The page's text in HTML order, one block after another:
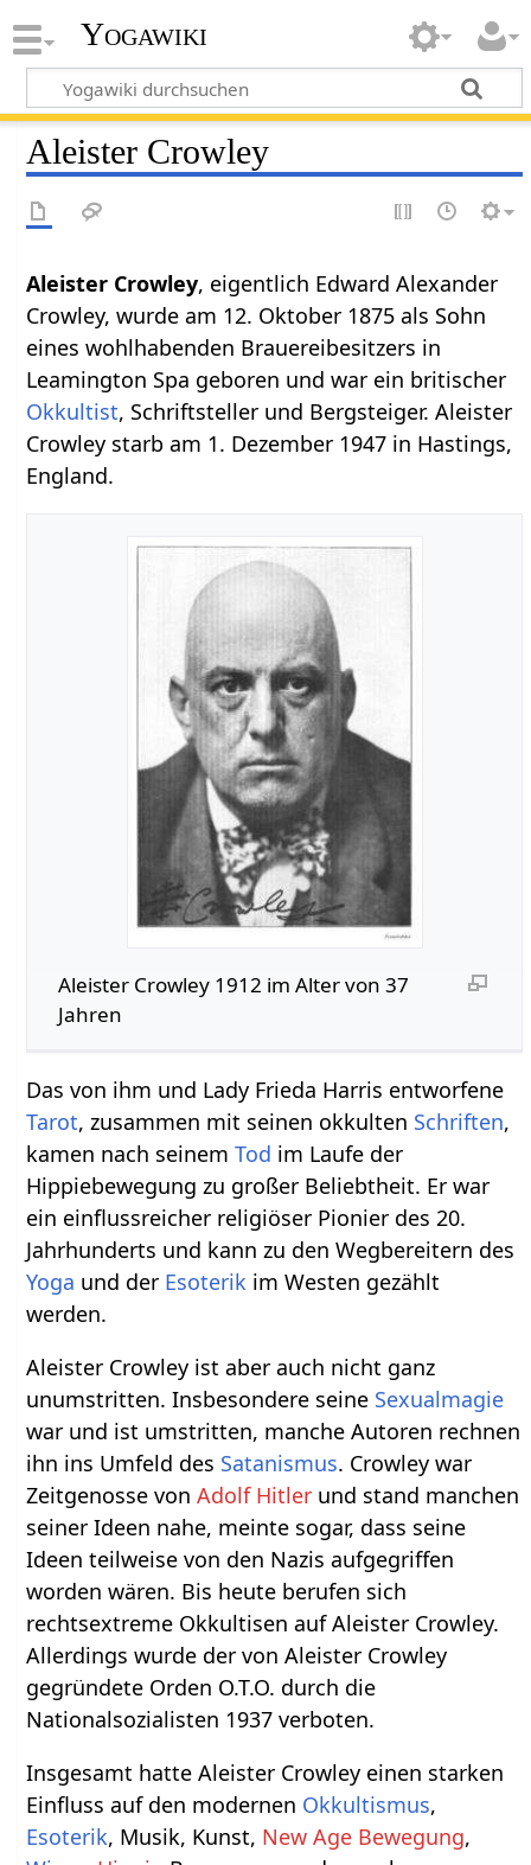
Yogawiki
Aleister Crowley
Aleister Crowley, eigentlich Edward Alexander
Crowley, wurde am 12. Oktober 1875 als Sohn
eines wohlhabenden Brauereibesitzers in
Leamington Spa geboren und war ein britischer
Okkultist, Schriftsteller und Bergsteiger. Aleister
Crowley starb am 1. Dezember 1947 in Hastings,
England.
Aleister Crowley 1912 im Alter von 37
Jahren
Das von ihm und Lady Frieda Harris entworfene
Tarot, zusammen mit seinen okkulten Schriften,
kamen nach seinemTod im Laufe der
Hippiebewegung zu großer Beliebtheit. Er war
ein einflussreicher religiöser Pionier des 20.
Jahrhunderts und kann zu den Wegbereitern des
Yoga und der Esoterik im Westen gezählt
werden.
Aleister Crowley ist aber auch nicht ganz
unumstritten. Insbesondere seine Sexualmagie
war und ist umstritten, manche Autoren rechnen
ihn ins Umfeld des Satanismus. Crowley war
Zeitgenosse vonAdolf Hitler und stand manchen
seiner Ideen nahe, meinte sogar, dass seine
Ideen teilweise von den Nazis aufgegriffen
worden wären. Bis heute berufen sich
rechtsextreme Okkultisen auf Aleister Crowley.
Allerdings wurde der von Aleister Crowley
gegründete Orden O.T.O. durch die
Nationalsozialisten 1937 verboten.
Insgesamt hatte Aleister Crowley einen starken
Einfluss auf den modernen Okkultismus,
Esoterik, Musik, Kunst, New Age Bewegung,